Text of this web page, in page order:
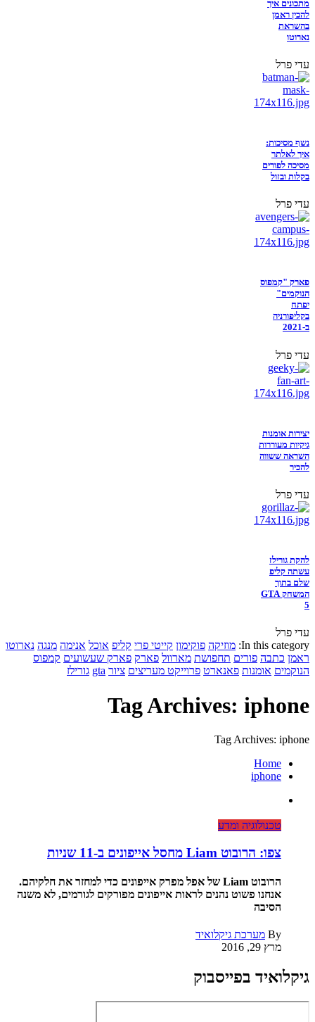
מתכונים איך
להכין ראמן
בהשראת
נארוטו
עדי פרל
נשף מסיכות:
איך לאלתר
מסיכה לפורים
בקלות ובזול
עדי פרל
פארק "קמפוס
הנוקמים"
יפתח
בקליפורניה
ב-2021
עדי פרל
יצירות אומנות
גיקיות מעוררות
השראה ששווה
להכיר
עדי פרל
להקת גורילז
עשתה קליפ
שלם בתוך
המשחק GTA
5
עדי פרל
In this category: מוזיקה פוקימון קייטי פרי קליפ אוכל אנימה מנגה נארוטו
ראמן כתבה פורים תחפושת מארוול פארק פארק שעשועים קמפוס
הנוקמים אומנות פאנארט פרוייקט מעריצים ציור gta גורילז
Tag Archives: iphone
Tag Archives: iphone
Home
iphone
טכנולוגיה ומדע
צפו: הרובוט Liam מחסל אייפונים ב-11 שניות
הרובוט Liam של אפל מפרק אייפונים כדי למחזר את חלקיהם.
אנחנו פשוט נהנים לראות אייפונים מפורקים לגורמים, לא משנה
הסיבה
By מערכת גיקלואיד
מרץ 29, 2016
גיקלואיד בפייסבוק